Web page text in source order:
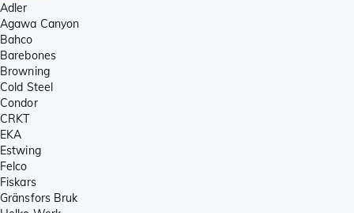
Adler
Agawa Canyon
Bahco
Barebones
Browning
Cold Steel
Condor
CRKT
EKA
Estwing
Felco
Fiskars
Gränsfors Bruk